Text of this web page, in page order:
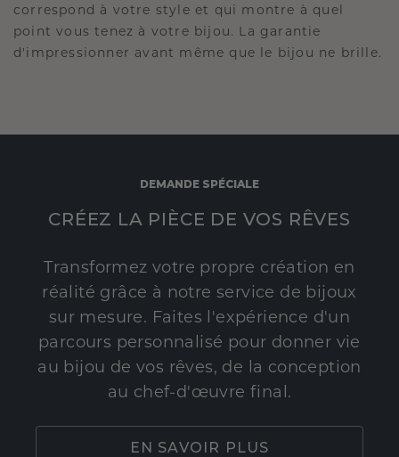
correspond à votre style et qui montre à quel
point vous tenez à votre bijou. La garantie
d'impressionner avant même que le bijou ne brille.
DEMANDE SPÉCIALE
CRÉEZ LA PIÈCE DE VOS RÊVES
Transformez votre propre création en
réalité grâce à notre service de bijoux
sur mesure. Faites l'expérience d'un
parcours personnalisé pour donner vie
au bijou de vos rêves, de la conception
au chef-d'œuvre final.
EN SAVOIR PLUS